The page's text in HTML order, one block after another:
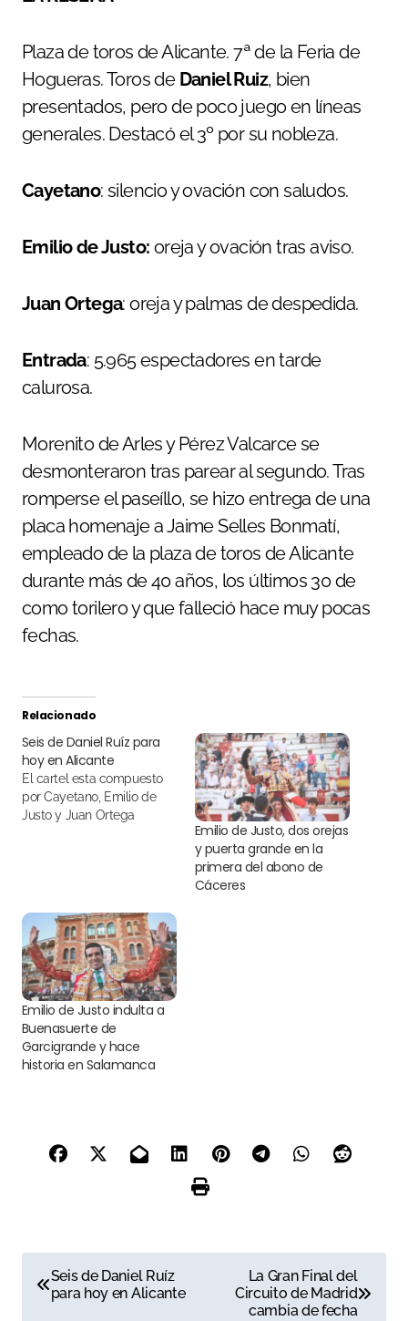
Plaza de toros de Alicante. 7ª de la Feria de
Hogueras. Toros de Daniel Ruiz, bien
presentados, pero de poco juego en líneas
generales. Destacó el 3º por su nobleza.
Cayetano: silencio y ovación con saludos.
Emilio de Justo: oreja y ovación tras aviso.
Juan Ortega: oreja y palmas de despedida.
Entrada: 5.965 espectadores en tarde
calurosa.
Morenito de Arles y Pérez Valcarce se
desmonteraron tras parear al segundo. Tras
romperse el paseíllo, se hizo entrega de una
placa homenaje a Jaime Selles Bonmatí,
empleado de la plaza de toros de Alicante
durante más de 40 años, los últimos 30 de
como torilero y que falleció hace muy pocas
fechas.
Relacionado
Seis de Daniel Ruíz para
hoy en Alicante
El cartel esta compuesto
por Cayetano, Emilio de
Justo y Juan Ortega
Emilio de Justo, dos orejas
y puerta grande en la
primera del abono de
Cáceres
Emilio de Justo indulta a
Buenasuerte de
Garcigrande y hace
historia en Salamanca
N Seis de Daniel Ruíz
para hoy en Alicante
La Gran Final del
Circuito de Madrid
cambia de fecha